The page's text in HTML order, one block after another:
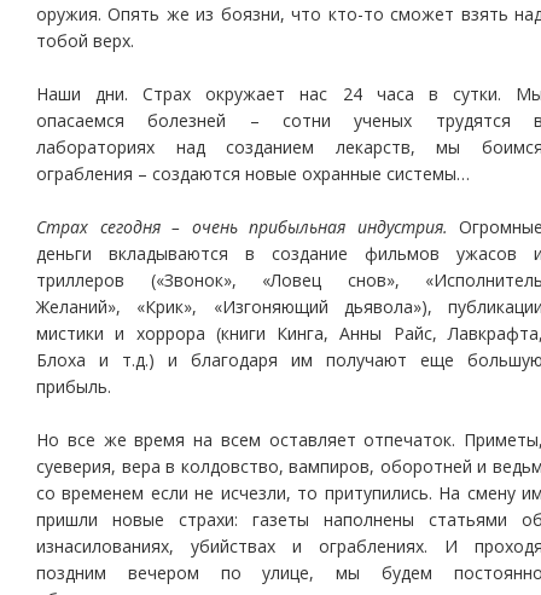
оружия. Опять же из боязни, что кто-то сможет взять
тобой верх.
Наши дни. Страх окружает нас 24 часа в сутки.
опасаемся болезней – сотни ученых трудятся
лабораториях над созданием лекарств, мы
ограбления – создаются новые охранные системы…
Страх сегодня – очень прибыльная индустрия.
деньги вкладываются в создание фильмов ужасов
триллеров («Звонок», «Ловец снов»,
Желаний», «Крик», «Изгоняющий дьявола»),
мистики и хоррора (книги Кинга, Анны Райс,
Блоха и т.д.) и благодаря им получают еще
прибыль.
Но все же время на всем оставляет отпечаток.
суеверия, вера в колдовство, вампиров, оборотней и
со временем если не исчезли, то притупились. На смену
пришли новые страхи: газеты наполнены статьями
изнасилованиях, убийствах и ограблениях. И
поздним вечером по улице, мы будем